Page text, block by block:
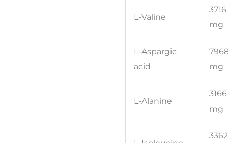
L-Valine
3716
mg
L-Aspargic
acid
mg
L-Alanine
3166
mg
3362